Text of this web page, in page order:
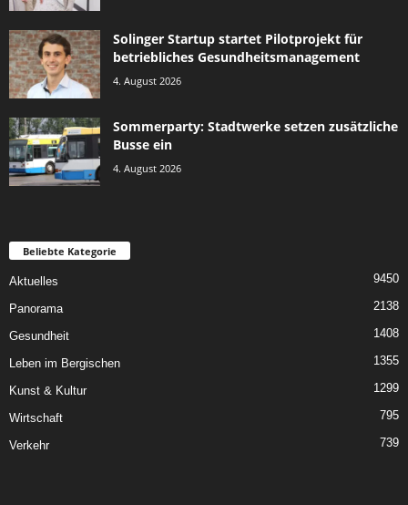
Solinger Startup startet Pilotprojekt für
betriebliches Gesundheitsmanagement
4. August 2026
Sommerparty: Stadtwerke setzen zusätzliche
Busse ein
4. August 2026
Beliebte Kategorie
Aktuelles 9450
Panorama 2138
Gesundheit 1408
Leben im Bergischen 1355
Kunst & Kultur 1299
Wirtschaft 795
Verkehr 739